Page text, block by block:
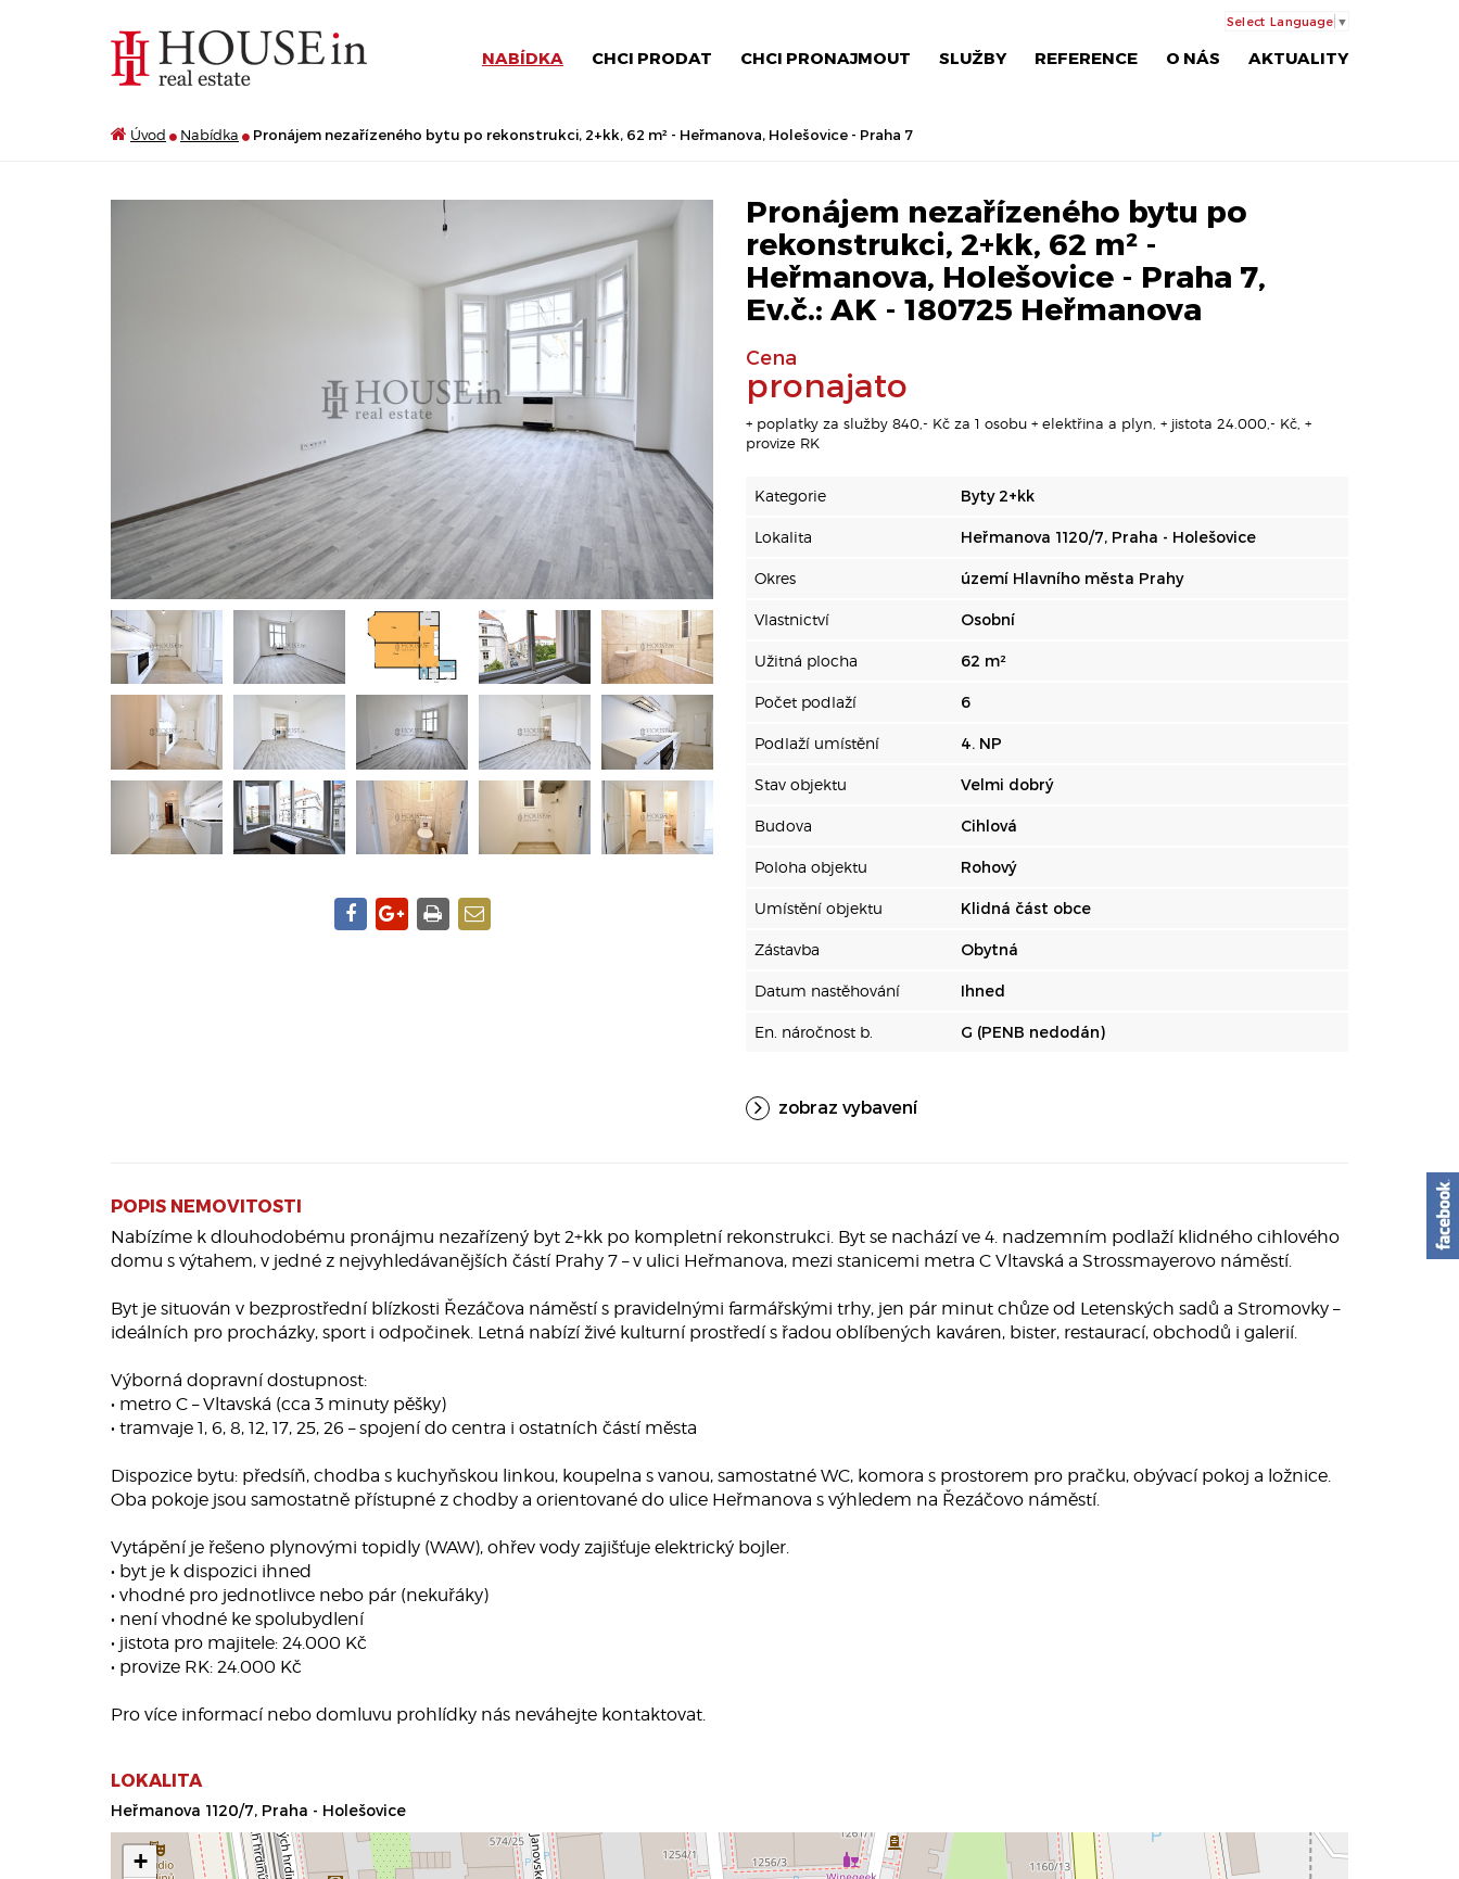
NABÍDKA CHCI PRODAT CHCI PRONAJMOUT SLUŽBY REFERENCE O NÁS AKTUALITY
Select Language ▼
Úvod Nabídka Pronájem nezařízeného bytu po rekonstrukci, 2+kk, 62 m² - Heřmanova, Holešovice - Praha 7
Pronájem nezařízeného bytu po
rekonstrukci, 2+kk, 62 m² -
Heřmanova, Holešovice - Praha 7,
Ev.č.: AK - 180725 Heřmanova
Cena
pronajato
+ poplatky za služby 840,- Kč za 1 osobu + elektřina a plyn, + jistota 24.000,- Kč, +
provize RK
Kategorie Byty 2+kk
Lokalita Heřmanova 1120/7, Praha - Holešovice
Okres území Hlavního města Prahy
Vlastnictví Osobní
Užitná plocha 62 m²
Počet podlaží 6
Podlaží umístění 4. NP
Stav objektu Velmi dobrý
Budova Cihlová
Poloha objektu Rohový
Umístění objektu Klidná část obce
Zástavba Obytná
Datum nastěhování Ihned
En. náročnost b. G (PENB nedodán)
zobraz vybavení
POPIS NEMOVITOSTI
Nabízíme k dlouhodobému pronájmu nezařízený byt 2+kk po kompletní rekonstrukci. Byt se nachází ve 4. nadzemním podlaží klidného cihlového
domu s výtahem, v jedné z nejvyhledávanějších částí Prahy 7 – v ulici Heřmanova, mezi stanicemi metra C Vltavská a Strossmayerovo náměstí.
Byt je situován v bezprostřední blízkosti Řezáčova náměstí s pravidelnými farmářskými trhy, jen pár minut chůze od Letenských sadů a Stromovky –
ideálních pro procházky, sport i odpočinek. Letná nabízí živé kulturní prostředí s řadou oblíbených kaváren, bister, restaurací, obchodů i galerií.
Výborná dopravní dostupnost:
• metro C – Vltavská (cca 3 minuty pěšky)
• tramvaje 1, 6, 8, 12, 17, 25, 26 – spojení do centra i ostatních částí města
Dispozice bytu: předsíň, chodba s kuchyňskou linkou, koupelna s vanou, samostatné WC, komora s prostorem pro pračku, obývací pokoj a ložnice.
Oba pokoje jsou samostatně přístupné z chodby a orientované do ulice Heřmanova s výhledem na Řezáčovo náměstí.
Vytápění je řešeno plynovými topidly (WAW), ohřev vody zajišťuje elektrický bojler.
• byt je k dispozici ihned
• vhodné pro jednotlivce nebo pár (nekuřáky)
• není vhodné ke spolubydlení
• jistota pro majitele: 24.000 Kč
• provize RK: 24.000 Kč
Pro více informací nebo domluvu prohlídky nás neváhejte kontaktovat.
LOKALITA
Heřmanova 1120/7, Praha - Holešovice
+